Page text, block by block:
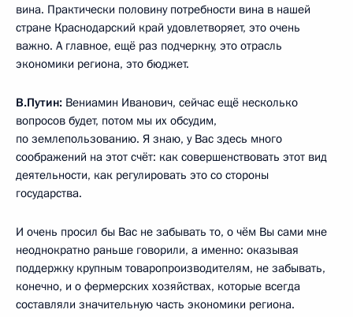
вина. Практически половину потребности вина в нашей
стране Краснодарский край удовлетворяет, это очень
важно. А главное, ещё раз подчеркну, это отрасль
экономики региона, это бюджет.
В.Путин: Вениамин Иванович, сейчас ещё несколько
вопросов будет, потом мы их обсудим,
по землепользованию. Я знаю, у Вас здесь много
соображений на этот счёт: как совершенствовать этот вид
деятельности, как регулировать это со стороны
государства.
И очень просил бы Вас не забывать то, о чём Вы сами мне
неоднократно раньше говорили, а именно: оказывая
поддержку крупным товаропроизводителям, не забывать,
конечно, и о фермерских хозяйствах, которые всегда
составляли значительную часть экономики региона.